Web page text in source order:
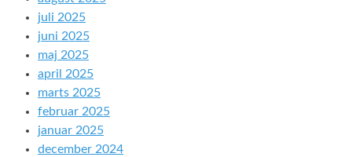
juli 2025
juni 2025
maj 2025
april 2025
marts 2025
februar 2025
januar 2025
december 2024